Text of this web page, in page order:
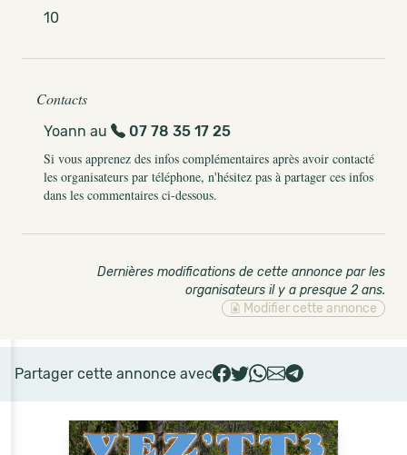
10
Contacts
Yoann au
07 78 35 17 25
Si vous apprenez des infos complémentaires après avoir contacté
les organisateurs par téléphone, n'hésitez pas à partager ces infos
dans les commentaires ci-dessous.
Dernières modifications de cette annonce par les
organisateurs il y a presque 2 ans.
Modifier cette annonce
Partager cette annonce avec